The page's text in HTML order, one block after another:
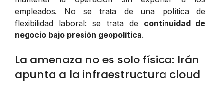
empleados. No se trata de una política de
flexibilidad laboral: se trata de continuidad de
negocio bajo presión geopolítica.
La amenaza no es solo física: Irán
apunta a la infraestructura cloud